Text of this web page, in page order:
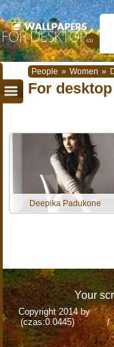
People » Women »
For
Deepika Padukone
Your
Copyright 2014 by
(czas:0.0445) Cookie/